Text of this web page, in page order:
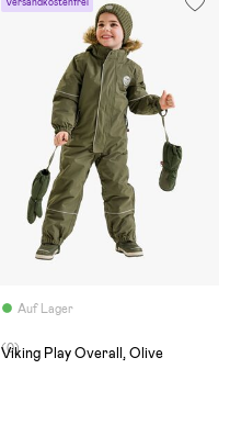
Auf Lager
(0)
Viking Play Overall, Olive